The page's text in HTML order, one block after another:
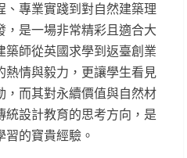
專業實踐到對自然建築理
是一場非常精彩且適合大
師從英國求學到返臺創業
熱情與毅力，更讓學生看見
而其對永續價值與自然材
設計教育的思考方向，是
的寶貴經驗。